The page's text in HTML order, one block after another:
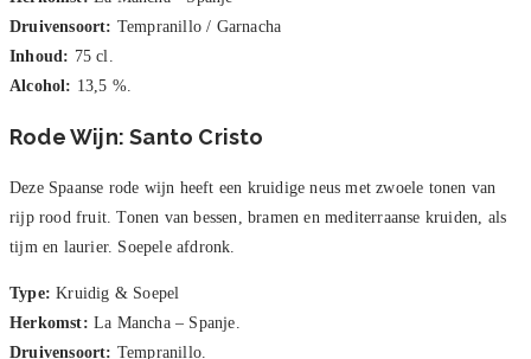
Druivensoort: Tempranillo / Garnacha
Inhoud: 75 cl.
Alcohol: 13,5 %.
Rode Wijn: Santo Cristo
Deze Spaanse rode wijn heeft een kruidige neus met zwoele tonen van
rijp rood fruit. Tonen van bessen, bramen en mediterraanse kruiden, als
tijm en laurier. Soepele afdronk.
Type: Kruidig & Soepel
Herkomst: La Mancha – Spanje.
Druivensoort: Tempranillo.